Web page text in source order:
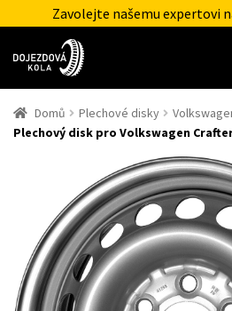
Zavolejte našemu expertovi
Domů Plechové disky
Plechový disk pro Volkswagen Crafter